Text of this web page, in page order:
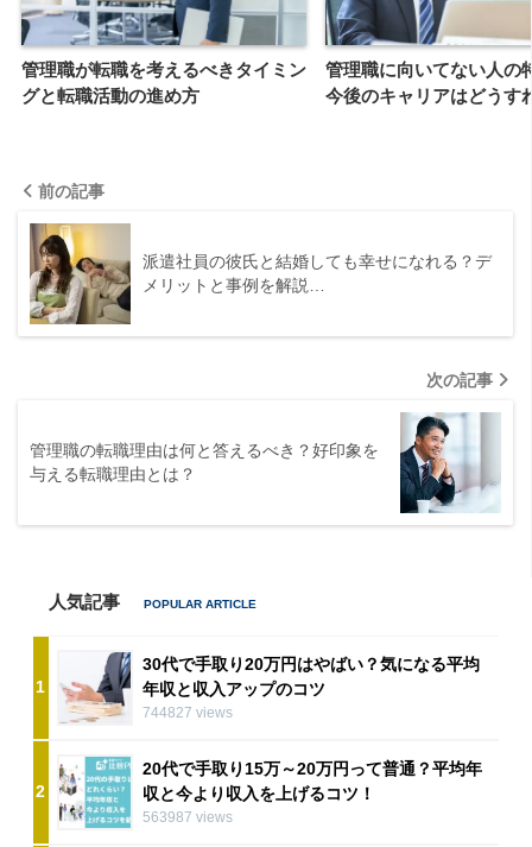
管理職が転職を考えるべきタイミン
グと転職活動の進め方
管理職に向いてない人の
今後のキャリアはどうす
前の記事
派遣社員の彼氏と結婚しても幸せになれる？デ
メリットと事例を解説…
次の記事
管理職の転職理由は何と答えるべき？好印象を
与える転職理由とは？
人気記事
1
30代で手取り20万円はやばい？気になる平均
年収と収入アップのコツ
744827 views
2
20代で手取り15万～20万円って普通？平均年
収と今より収入を上げるコツ！
563987 views